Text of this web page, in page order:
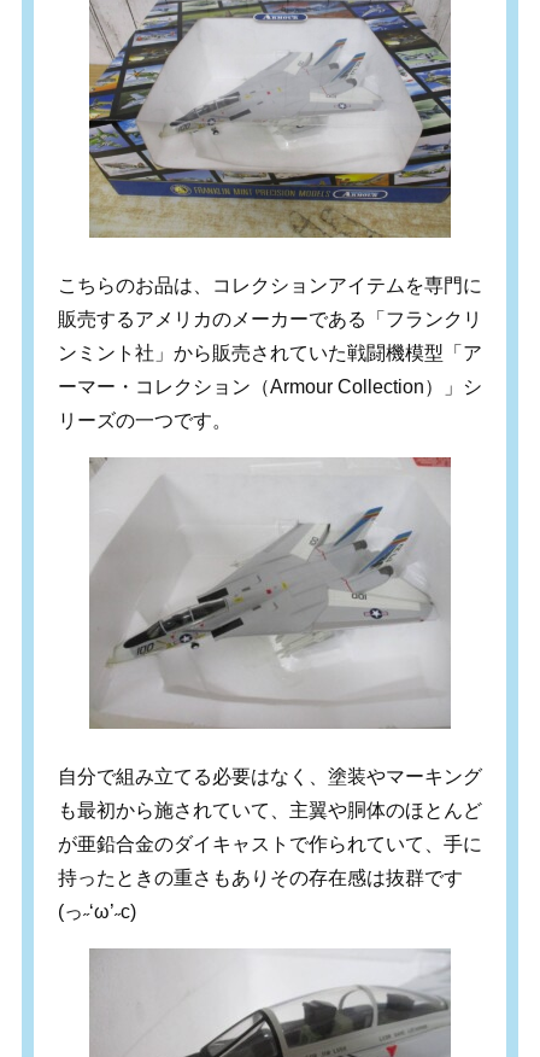
こちらのお品は、コレクションアイテムを専門に
販売するアメリカのメーカーである「フランクリ
ンミント社」から販売されていた戦闘機模型「ア
ーマー・コレクション（Armour Collection）」シ
リーズの一つです。
自分で組み立てる必要はなく、塗装やマーキング
も最初から施されていて、主翼や胴体のほとんど
が亜鉛合金のダイキャストで作られていて、手に
持ったときの重さもありその存在感は抜群です
(っ˶‘ω’˶c)